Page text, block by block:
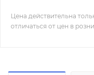
Цена действительна
отличаться от цен в